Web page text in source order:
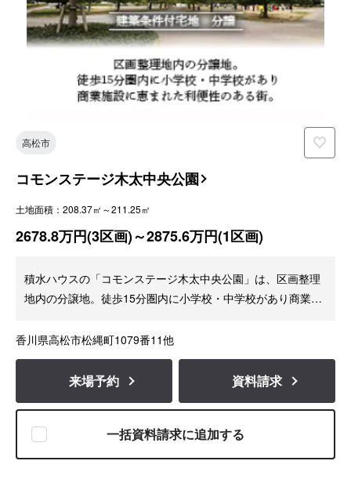
高松市
コモンステージ木太中央公園
土地面積：208.37㎡～211.25㎡
2678.8万円(3区画)～2875.6万円(1区画)
積水ハウスの「コモンステージ木太中央公園」は、区画整理
地内の分譲地。徒歩15分圏内に小学校・中学校があり商業施
香川県高松市松縄町1079番11他
来場予約 資料請求
一括資料請求に追加する